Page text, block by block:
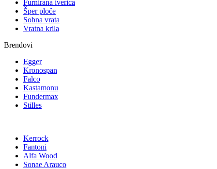
Furnirana iverica
Šper ploče
Sobna vrata
Vratna krila
Brendovi
Egger
Kronospan
Falco
Kastamonu
Fundermax
Stilles
Kerrock
Fantoni
Alfa Wood
Sonae Arauco